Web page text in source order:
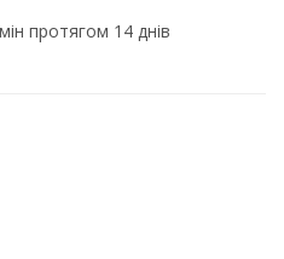
протягом 14 днів